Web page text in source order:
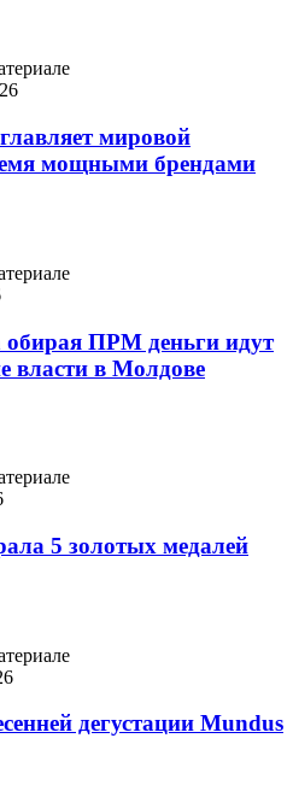
мировой
мощными брендами
обирая ПРМ деньги идут
власти в Молдове
5 золотых медалей
дегустации Mundus